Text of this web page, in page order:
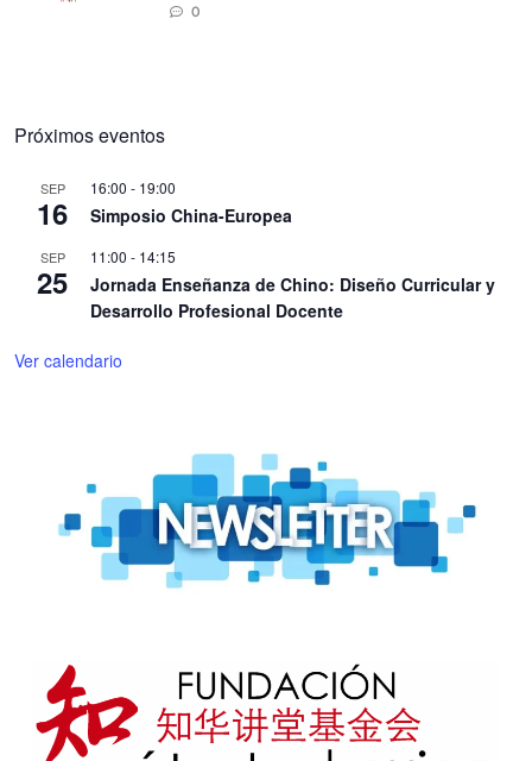
0
Próximos eventos
SEP
16
16:00 - 19:00
Simposio China-Europea
SEP
25
11:00 - 14:15
Jornada Enseñanza de Chino: Diseño Curricular y
Desarrollo Profesional Docente
Ver calendario